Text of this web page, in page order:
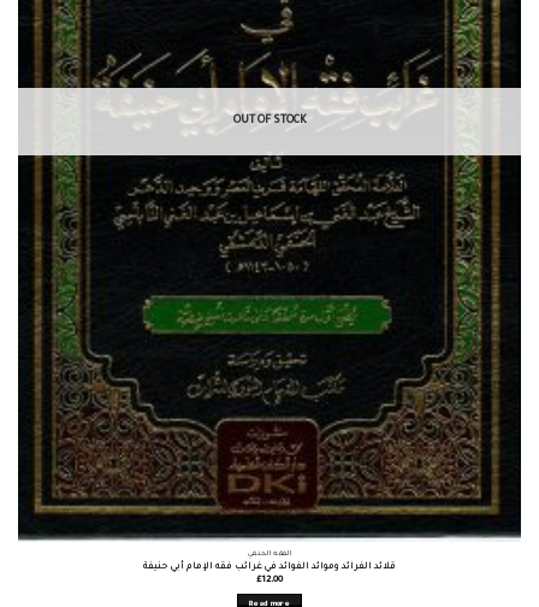
OUT OF STOCK
الفقه الحنفي
قلائد الفرائد وموائد الفوائد في غرائب فقه الإمام أبي حنيفة
£12.00
Read more